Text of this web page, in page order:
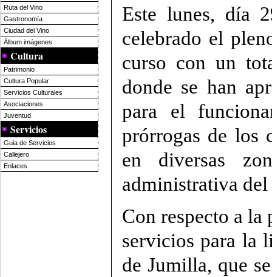
Ruta del Vino
Gastronomía
Ciudad del Vino
Álbum imágenes
Cultura
Patrimonio
Cultura Popular
Servicios Culturales
Asociaciones
Juventud
Servicios
Guia de Servicios
Callejero
Enlaces
Este lunes, día
celebrado el
curso con un
donde se han
para el
prórrogas de los
en diversas
administrativa
Con respecto a
servicios para la
de Jumilla, que